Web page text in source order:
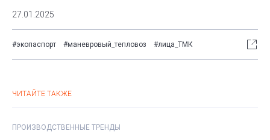
27.01.2025
#экопаспорт #маневровый_тепловоз #лица_ТМК
ЧИТАЙТЕ ТАКЖЕ
ПРОИЗВОДСТВЕННЫЕ ТРЕНДЫ